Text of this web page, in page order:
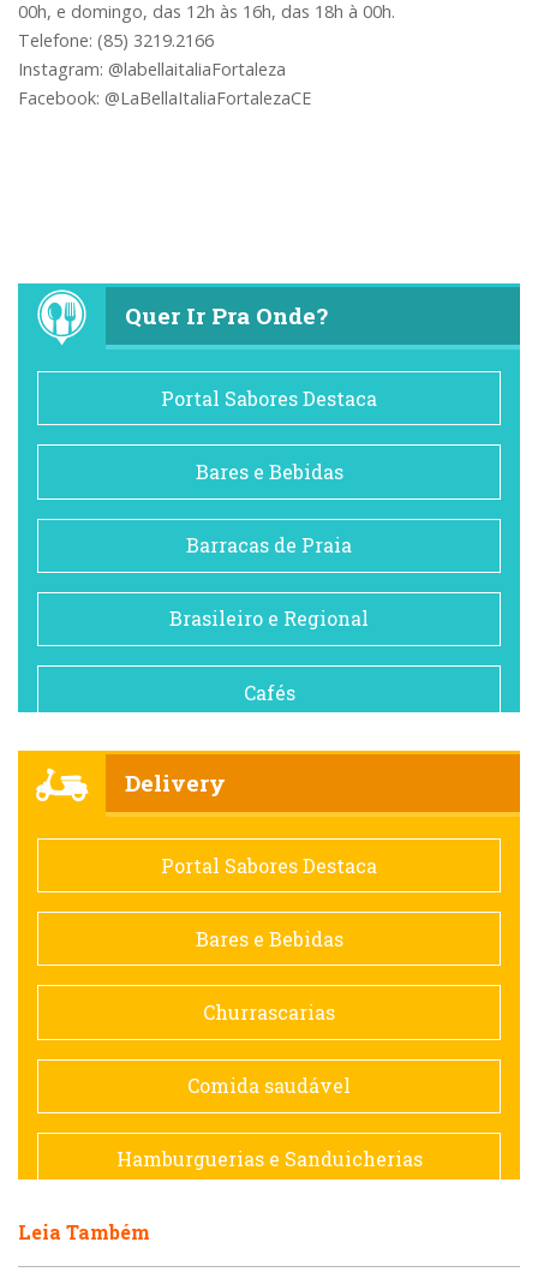
00h, e domingo, das 12h às 16h, das 18h à 00h.
Telefone: (85) 3219.2166
Instagram: @labellaitaliaFortaleza
Facebook: @LaBellaItaliaFortalezaCE
Quer Ir Pra Onde?
Portal Sabores Destaca
Bares e Bebidas
Barracas de Praia
Brasileiro e Regional
Cafés
Comida saudável
Contemporânea
Doceria
Espanhola
Francesa
Delivery
Portal Sabores Destaca
Bares e Bebidas
Churrascarias
Comida saudável
Hamburguerias e Sanduicherias
Leia Também